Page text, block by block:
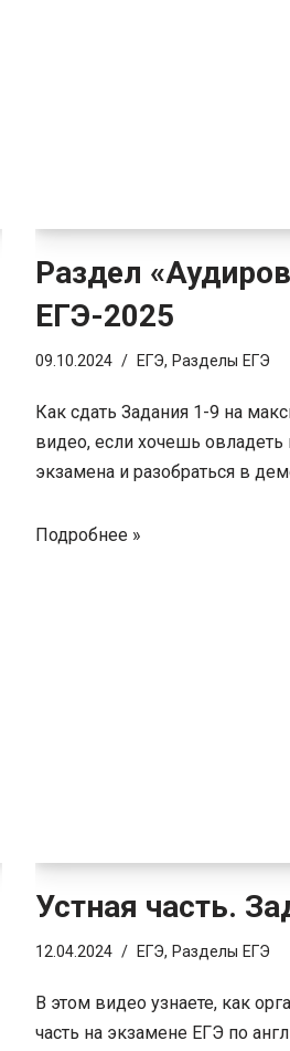
Раздел
ЕГЭ-2025
09.10.2024 ЕГЭ, Разделы ЕГЭ
Как сдать Задания 1-9 на
видео, если хочешь
экзамена и разобраться в
Подробнее »
Устная часть.
12.04.2024 ЕГЭ, Разделы ЕГЭ
В этом видео узнаете, как
часть на экзамене ЕГЭ по